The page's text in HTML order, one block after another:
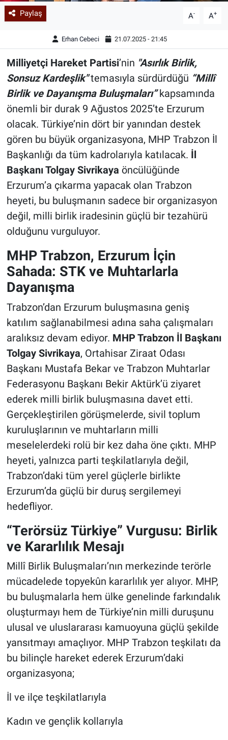
Paylaş A- A+
Erhan Cebeci 21.07.2025 - 21:45
Milliyetçi Hareket Partisi’nin "Asırlık Birlik,
Sonsuz Kardeşlik"temasıyla sürdürdüğü “Millî
Birlik ve Dayanışma Buluşmaları”kapsamında
önemli bir durak 9 Ağustos 2025’te Erzurum
olacak. Türkiye’nin dört bir yanından destek
gören bu büyük organizasyona, MHP Trabzon İl
Başkanlığı da tüm kadrolarıyla katılacak. İl
Başkanı Tolgay Sivrikaya öncülüğünde
Erzurum’a çıkarma yapacak olan Trabzon
heyeti, bu buluşmanın sadece bir organizasyon
değil, milli birlik iradesinin güçlü bir tezahürü
olduğunu vurguluyor.
MHP Trabzon, Erzurum İçin
Sahada: STK ve Muhtarlarla
Dayanışma
Trabzon’dan Erzurum buluşmasına geniş
katılım sağlanabilmesi adına saha çalışmaları
aralıksız devam ediyor. MHP Trabzon İl Başkanı
Tolgay Sivrikaya, Ortahisar Ziraat Odası
Başkanı Mustafa Bekar ve Trabzon Muhtarlar
Federasyonu Başkanı Bekir Aktürk’ü ziyaret
ederek milli birlik buluşmasına davet etti.
Gerçekleştirilen görüşmelerde, sivil toplum
kuruluşlarının ve muhtarların milli
meselelerdeki rolü bir kez daha öne çıktı. MHP
heyeti, yalnızca parti teşkilatlarıyla değil,
Trabzon’daki tüm yerel güçlerle birlikte
Erzurum’da güçlü bir duruş sergilemeyi
hedefliyor.
“Terörsüz Türkiye” Vurgusu: Birlik
ve Kararlılık Mesajı
Millî Birlik Buluşmaları’nın merkezinde terörle
mücadelede topyekûn kararlılık yer alıyor. MHP,
bu buluşmalarla hem ülke genelinde farkındalık
oluşturmayı hem de Türkiye’nin milli duruşunu
ulusal ve uluslararası kamuoyuna güçlü şekilde
yansıtmayı amaçlıyor. MHP Trabzon teşkilatı da
bu bilinçle hareket ederek Erzurum’daki
organizasyona;
İl ve ilçe teşkilatlarıyla
Kadın ve gençlik kollarıyla